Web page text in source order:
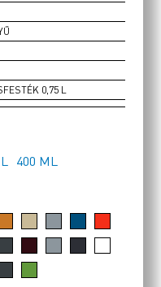
0,75 L
400 ML